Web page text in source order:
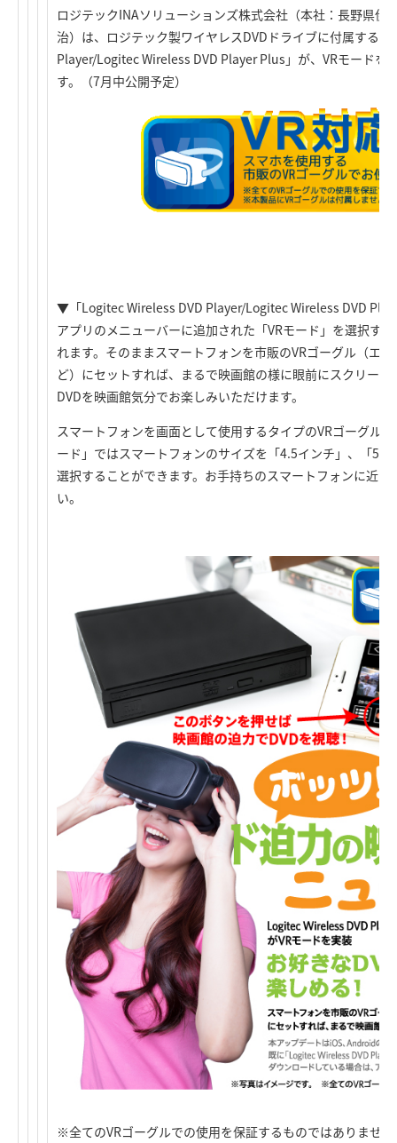
ロジテックINAソリューションズ株式会社（本社：長野県伊
治）は、ロジテック製ワイヤレスDVDドライブに付属する
Player/Logitec Wireless DVD Player Plus」が、VRモードを
す。（7月中公開予定）
▼「Logitec Wireless DVD Player/Logitec Wireless DVD
アプリのメニューバーに追加された「VRモード」を選択す
れます。そのままスマートフォンを市販のVRゴーグル（エ
ど）にセットすれば、まるで映画館の様に眼前にスクリー
DVDを映画館気分でお楽しみいただけます。
スマートフォンを画面として使用するタイプのVRゴーグル
ード」ではスマートフォンのサイズを「4.5インチ」、「
選択することができます。お手持ちのスマートフォンに近
い。
※全てのVRゴーグルでの使用を保証するものではありませ